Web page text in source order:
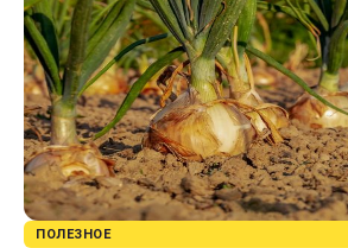
ПОЛЕЗНОЕ